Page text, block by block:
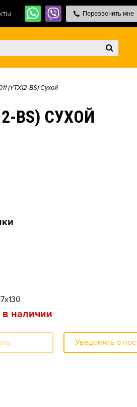
Перезвонить мне
(YTX12-BS) Сухой
BS) СУХОЙ
в наличии
Уведомить о